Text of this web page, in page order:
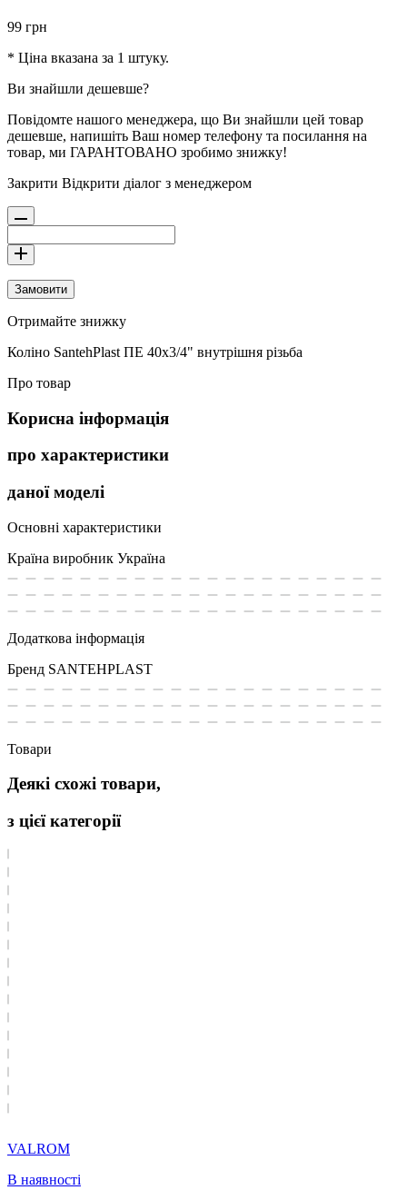
99 грн
* Ціна вказана за 1 штуку.
Ви знайшли дешевше?
Повідомте нашого менеджера, що Ви знайшли цей товар
дешевше, напишіть Ваш номер телефону та посилання на
товар, ми ГАРАНТОВАНО зробимо знижку!
Закрити Відкрити діалог з менеджером
Замовити
Отримайте знижку
Коліно SantehPlast ПЕ 40x3/4" внутрішня різьба
Про товар
Корисна інформація
про характеристики
даної моделі
Основні характеристики
Країна виробник Україна
Додаткова інформація
Бренд SANTEHPLAST
Товари
Деякі схожі товари,
з цієї категорії
VALROM
В наявності